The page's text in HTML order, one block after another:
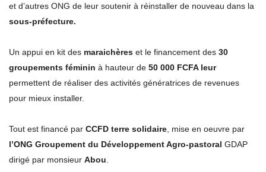
et d’autres ONG de leur soutenir à réinstaller de nouveau dans la
sous-préfecture.
Un appui en kit des maraichères et le financement des 30
groupements féminin à hauteur de 50 000 FCFA leur
permettent de réaliser des activités génératrices de revenues
pour mieux installer.
Tout est financé par CCFD terre solidaire, mise en oeuvre par
l’ONG Groupement du Développement Agro-pastoral GDAP
dirigé par monsieur Abou.